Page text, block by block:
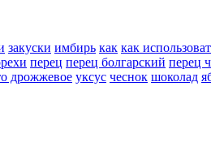
закуски имбирь как как
перец перец болгарский перец
дрожжевое уксус чеснок шоколад